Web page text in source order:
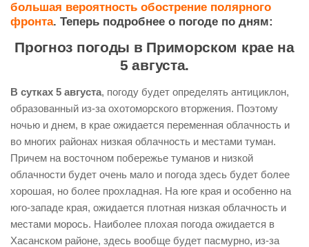
большая вероятность обострение полярного
фронта. Теперь подробнее о погоде по дням:
Прогноз погоды в Приморском крае на
5 августа.
В сутках 5 августа, погоду будет определять антициклон,
образованный из-за охотоморского вторжения. Поэтому
ночью и днем, в крае ожидается переменная облачность и
во многих районах низкая облачность и местами туман.
Причем на восточном побережье туманов и низкой
облачности будет очень мало и погода здесь будет более
хорошая, но более прохладная. На юге края и особенно на
юго-западе края, ожидается плотная низкая облачность и
местами морось. Наиболее плохая погода ожидается в
Хасанском районе, здесь вообще будет пасмурно, из-за